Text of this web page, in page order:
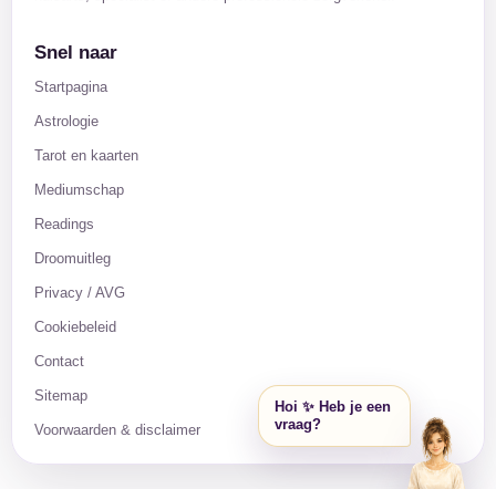
Snel naar
Startpagina
Astrologie
Tarot en kaarten
Mediumschap
Readings
Droomuitleg
Privacy / AVG
Cookiebeleid
Contact
Sitemap
Voorwaarden & disclaimer
Hoi ✨ Heb je een
vraag?